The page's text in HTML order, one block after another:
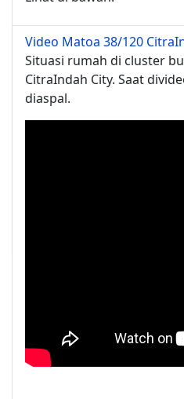
Video Matoa 38/120
Situasi rumah di cluster
CitraIndah City. Saat
diaspal.